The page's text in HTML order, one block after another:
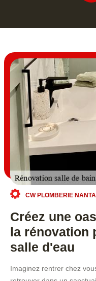
CW PLOMBERIE
Créez une
la rénovation
salle d'eau
Imaginez rentrer chez